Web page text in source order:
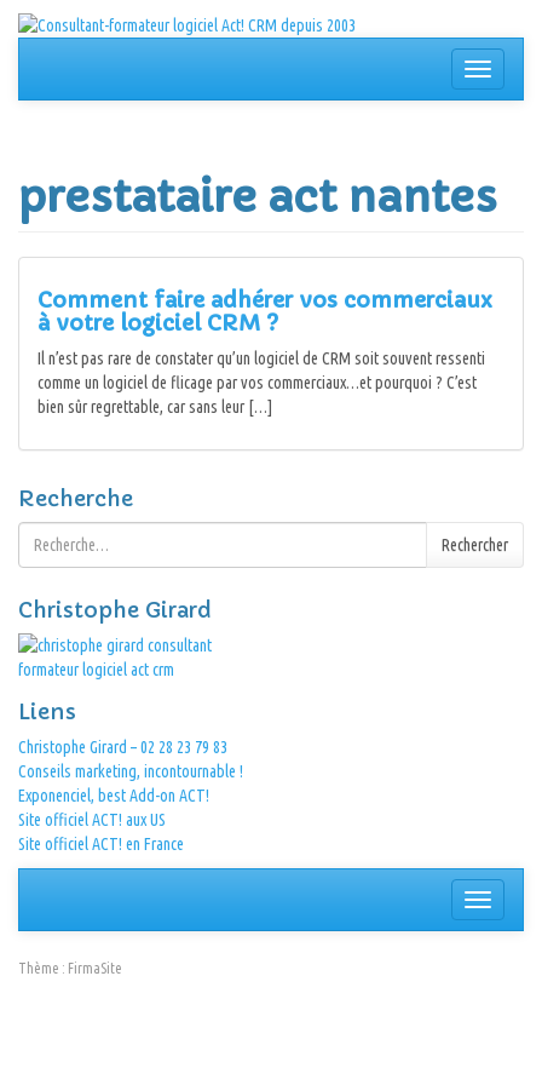
Aller
Afficher/
la
prestataire act nantes
Comment faire adhérer vos commerciaux
à votre logiciel CRM ?
Il n’est pas rare de constater qu’un logiciel de CRM soit souvent ressenti
comme un logiciel de flicage par vos commerciaux…et pourquoi ? C’est
bien sûr regrettable, car sans leur […]
Recherche
Rechercher :
Rechercher
Christophe Girard
Liens
Christophe Girard – 02 28 23 79 83
Conseils marketing, incontournable !
Exponenciel, best Add-on ACT!
Site officiel ACT! aux US
Site officiel ACT! en France
Afficher/
la
Thème : FirmaSite